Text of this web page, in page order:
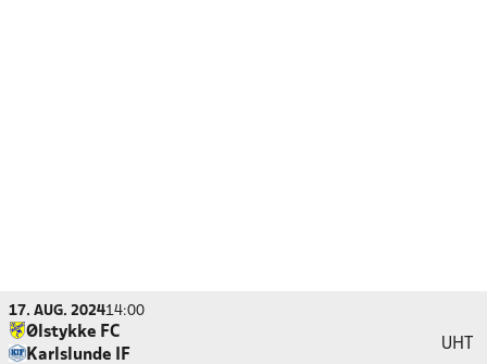
17. AUG. 202414:00
Ølstykke FC
Karlslunde IF
UHT